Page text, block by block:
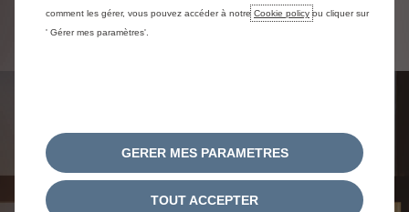
En savoir plus
comment les gérer, vous pouvez accéder à notre Cookie policy ou cliquer sur
' Gérer mes paramètres'.
GERER MES PARAMETRES
TOUT ACCEPTER